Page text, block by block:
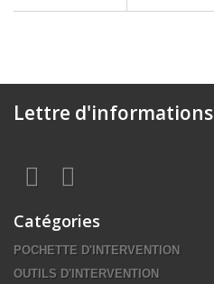
Lettre d'informations
Catégories
POCHETTE D'INTERVENTION
OUTILS D'INTERVENTION